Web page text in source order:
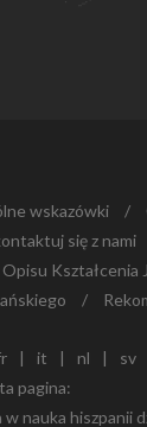
wskazówki /
się z nami
Kształcenia
/
| it | nl | sv
pagina:
nauka hiszpanii